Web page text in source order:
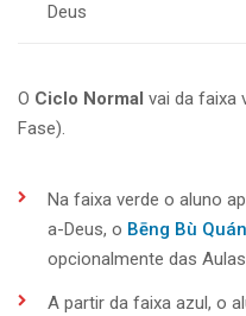
Deus
O Ciclo Normal vai da faixa
Fase).
Na faixa verde o aluno
a-Deus, o Bēng Bù Quán
opcionalmente das
A partir da faixa azul, o